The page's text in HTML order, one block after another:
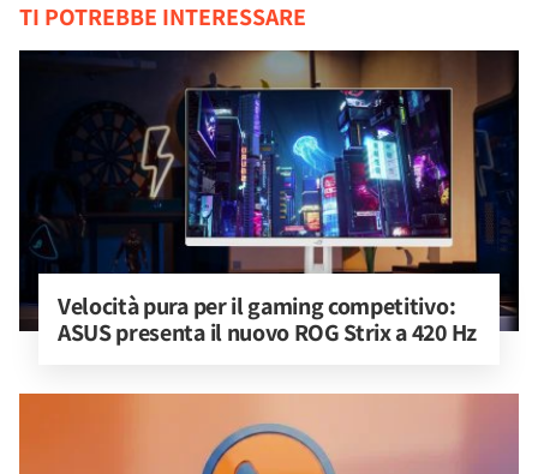
TI POTREBBE INTERESSARE
Velocità pura per il gaming competitivo:
ASUS presenta il nuovo ROG Strix a 420 Hz